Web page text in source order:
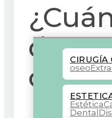
CIRUGÍA
oseo
Estética
Dental